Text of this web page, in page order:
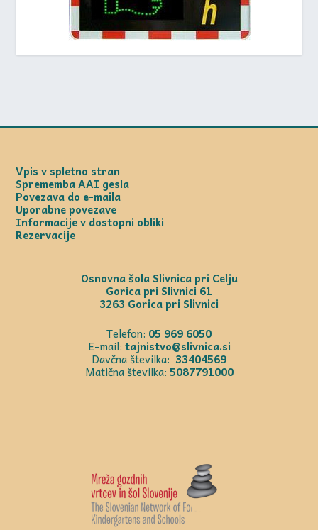
Vpis v spletno stran
Sprememba AAI gesla
Povezava do e-maila
Uporabne povezave
Informacije v dostopni obliki
Rezervacije
Osnovna šola Slivnica pri Celju
Gorica pri Slivnici 61
3263 Gorica pri Slivnici
Telefon: 05 969 6050
E-mail: tajnistvo@slivnica.si
Davčna številka: 33404569
Matična številka: 5087791000